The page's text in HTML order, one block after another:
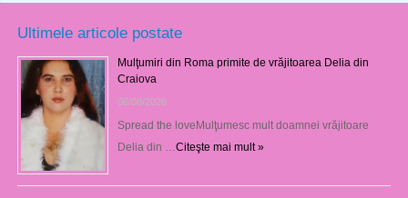
Ultimele articole postate
Mulţumiri din Roma primite de vrăjitoarea Delia din
Craiova
06/08/2026
Spread the loveMulţumesc mult doamnei vrăjitoare
Delia din … Citeşte mai mult »